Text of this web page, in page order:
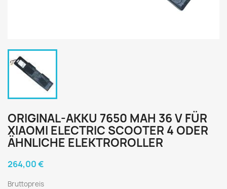
ORIGINAL-AKKU 7650 MAH 36 V FÜR
XIAOMI ELECTRIC SCOOTER 4 ODER
ÄHNLICHE ELEKTROROLLER
264,00 €
Bruttopreis